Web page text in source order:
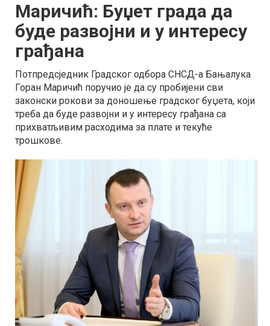
Маричић: Буџет града да
буде развојни и у интересу
грађана
Потпредсједник Градског одбора СНСД-а Бањалука
Горан Маричић поручио је да су пробијени сви
законски рокови за доношење градског буџета, који
треба да буде развојни и у интересу грађана са
прихватљивим расходима за плате и текуће
трошкове.